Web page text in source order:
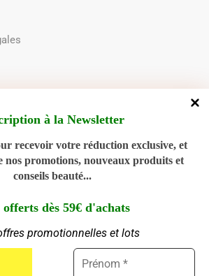
le consentement aux
(UE)
au Jeudi : 9h - 12h30 | 14h30 -
à la Newsletter
recevoir votre réduction exclusive, et
nos promotions, nouveaux produits et
conseils beauté...
offerts dès 59€ d'achats
promotionnelles et lots